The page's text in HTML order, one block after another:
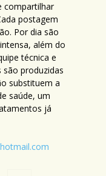
compartilhar
postagem
Por dia são
além do
técnica e
são produzidas
substituem a
saúde, um
já